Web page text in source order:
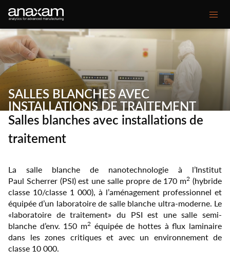
Secondary
menu
Contact Glossaire
Select
your
Main
navigation
Nos compétences
Votre défi
Projets clients
Espace médias
SALLES BLANCHES AVEC
INSTALLATIONS DE TRAITEMENT
Salles blanches avec installations de
traitement
La salle blanche de nanotechnologie à l’Institut
Paul Scherrer (PSI) est une salle propre de 170 m2 (hybride
classe 10/classe 1 000), à l’aménagement professionnel et
équipée d’un laboratoire de salle blanche ultra-moderne. Le
«laboratoire de traitement» du PSI est une salle semi-
blanche d’env. 150 m2 équipée de hottes à flux laminaire
dans les zones critiques et avec un environnement de
classe 10 000.